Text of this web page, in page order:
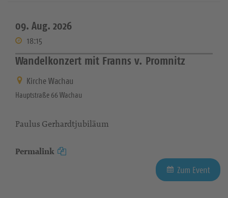
09. Aug. 2026
18:15
Wandelkonzert mit Franns v. Promnitz
Kirche Wachau
Hauptstraße 66 Wachau
Paulus Gerhardtjubiläum
Permalink
Zum Event